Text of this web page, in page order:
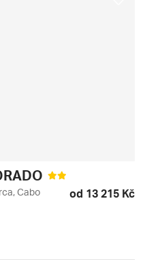
Cabo
od 13 215 Kč